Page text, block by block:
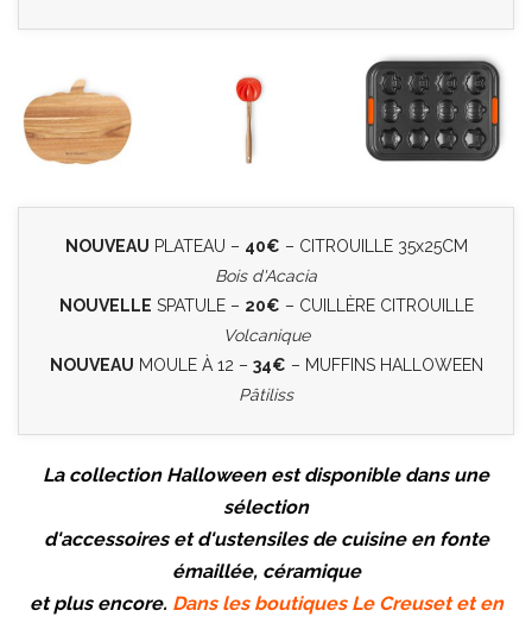
NOUVEAU PLATEAU – 40€ – CITROUILLE 35x25CM
Bois d'Acacia
NOUVELLE SPATULE – 20€ – CUILLÈRE CITROUILLE
Volcanique
NOUVEAU MOULE À 12 – 34€ – MUFFINS HALLOWEEN
Pâtiliss
La collection Halloween est disponible dans une
sélection
d'accessoires et d'ustensiles de cuisine en fonte
émaillée, céramique
et plus encore. Dans les boutiques Le Creuset et en